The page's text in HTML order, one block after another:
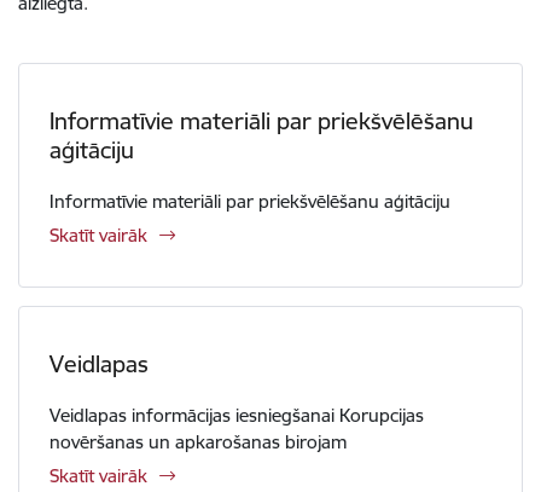
Informatīvie materiāli par priekšvēlēšanu
aģitāciju
Informatīvie materiāli par priekšvēlēšanu aģitāciju
Skatīt vairāk
Veidlapas
Veidlapas informācijas iesniegšanai Korupcijas
novēršanas un apkarošanas birojam
Skatīt vairāk